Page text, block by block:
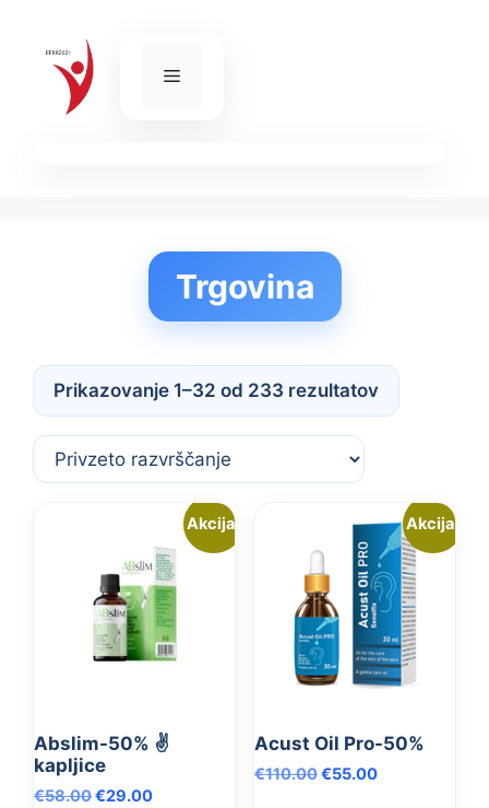
content
Menu
Trgovina
Prikazovanje 1–32 od 233 rezultatov
Akcija!
Abslim-50% ✌️
kapljice
€58.00Izvirna
€29.00Trenutna
Akcija!
Acust Oil Pro-50%
€110.00Izvirna
€55.00Trenutna